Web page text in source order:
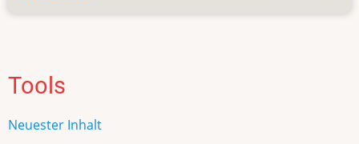
Restaurant
Tools
Neuester Inhalt